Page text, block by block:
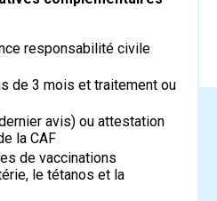
responsabilité civile
de 3 mois et traitement ou
avis) ou attestation
la CAF
de vaccinations
le tétanos et la